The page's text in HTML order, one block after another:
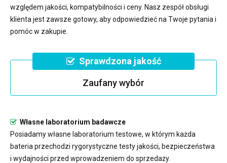
względem jakości, kompatybilności i ceny. Nasz zespół obsługi
klienta jest zawsze gotowy, aby odpowiedzieć na Twoje pytania i
pomóc w zakupie.
Sprawdzona jakość
Zaufany wybór
Własne laboratorium badawcze
Posiadamy własne laboratorium testowe, w którym każda
bateria przechodzi rygorystyczne testy jakości, bezpieczeństwa
i wydajności przed wprowadzeniem do sprzedaży.